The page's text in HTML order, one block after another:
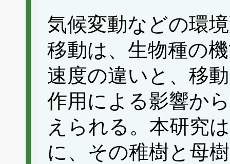
気候変動などの環
移動は、生物種の
速度の違いと、移
作用による影響か
えられる。本研究
に、その稚樹と母